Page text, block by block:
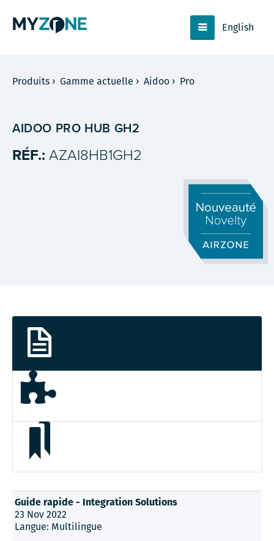
English
Produits › Gamme actuelle › Aidoo › Pro
AIDOO PRO HUB GH2
RÉF.: AZAI8HB1GH2
Guide rapide - Integration Solutions
23 Nov 2022
Langue: Multilingue